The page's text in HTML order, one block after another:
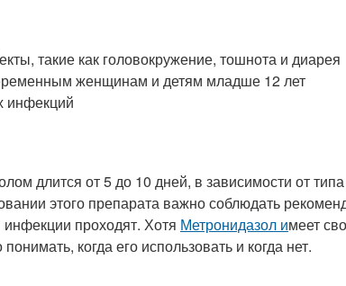
такие как головокружение, тошнота и диарея
женщинам и детям младше 12 лет
инфекций
длится от 5 до 10 дней, в зависимости от
этого препарата важно соблюдать
проходят. Хотя Метронидазол имеет
когда его использовать и когда нет.